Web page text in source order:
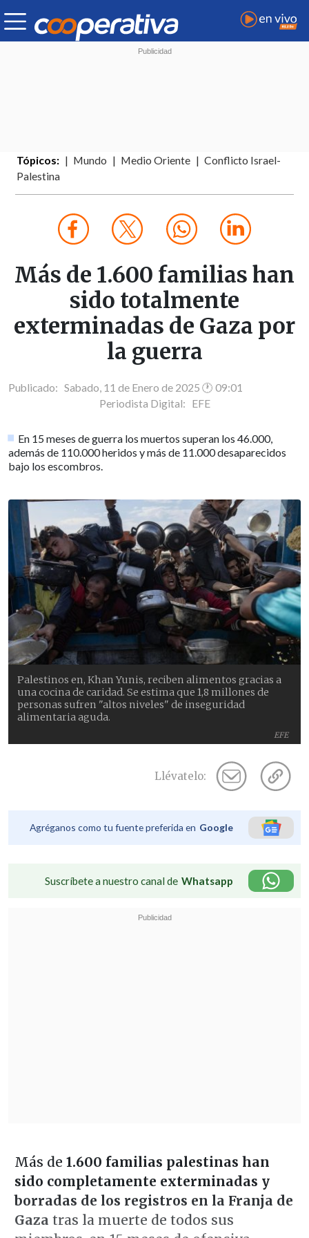
Tópicos: Mundo Medio Oriente
Conflicto Israel-
Palestina
Más de 1.600 familias han
sido totalmente
exterminadas de Gaza por
la guerra
Publicado: Sabado, 11 de Enero de 2025 🕐 09:01
Periodista Digital: EFE
En 15 meses de guerra los muertos superan los 46.000,
además de 110.000 heridos y más de 11.000 desaparecidos
bajo los escombros.
EFE
Palestinos en, Khan Yunis, reciben alimentos gracias a
una cocina de caridad. Se estima que 1,8 millones de
personas sufren "altos niveles" de inseguridad
alimentaria aguda.
Llévatelo:
Agréganos como tu fuente preferida en Google
Suscríbete a nuestro canal de Whatsapp
Más de 1.600 familias palestinas han
sido completamente exterminadas y
borradas de los registros en la Franja de
Gaza tras la muerte de todos sus